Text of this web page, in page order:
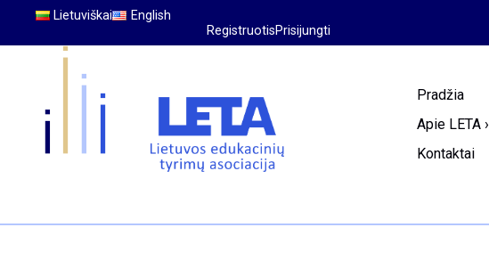
Lietuviškai
English
RegistruotisPrisijungti
Pradžia
Apie LETA ›
Kontaktai